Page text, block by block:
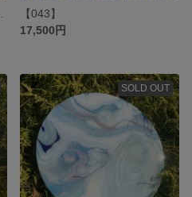
【043】
17,500円
SOLD OUT